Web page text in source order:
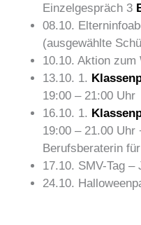
Einzelgespräch 3
08.10.
(ausgewählte
10.10. Aktion zum
13.10. 1.
19:00 – 21:00 Uhr
16.10. 1.
19:00 – 21.00 Uhr
Berufsberaterin
17.10. SMV-Tag –
24.10.